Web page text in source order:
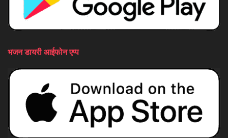
भजन डायरी आईफोन एप्प